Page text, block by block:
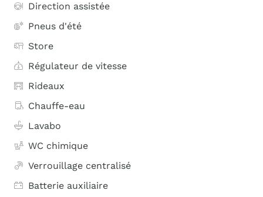
Direction assistée
Pneus d'été
Store
Régulateur de vitesse
Rideaux
Chauffe-eau
Lavabo
WC chimique
Verrouillage centralisé
Batterie auxiliaire